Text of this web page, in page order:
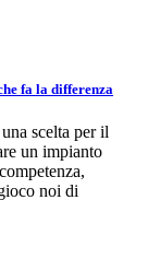
fa la differenza
scelta per il
un impianto
noi di